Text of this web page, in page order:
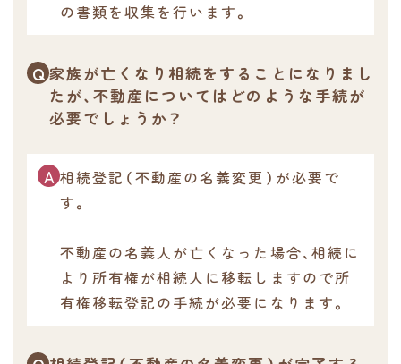
の書類を収集を行います。
家族が亡くなり相続をすることになりまし
たが、不動産についてはどのような手続が
必要でしょうか？
相続登記（不動産の名義変更）が必要で
す。
不動産の名義人が亡くなった場合、相続に
より所有権が相続人に移転しますので所
有権移転登記の手続が必要になります。